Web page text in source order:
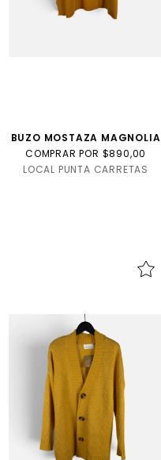
BUZO MOSTAZA MAGNOLIA
COMPRAR POR $890,00
LOCAL PUNTA CARRETAS